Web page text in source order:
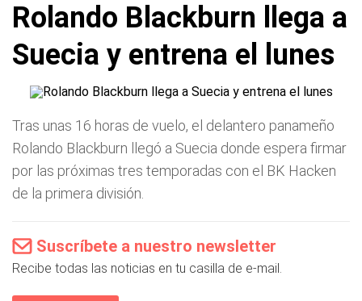
Rolando Blackburn llega a
Suecia y entrena el lunes
Tras unas 16 horas de vuelo, el delantero panameño
Rolando Blackburn llegó a Suecia donde espera firmar
por las próximas tres temporadas con el BK Hacken
de la primera división.
Suscríbete a nuestro newsletter
Recibe todas las noticias en tu casilla de e-mail.